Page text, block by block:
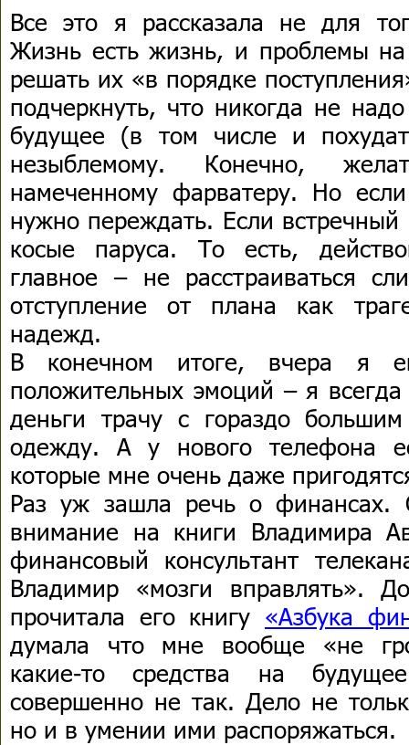
Все это я рассказала не для
Жизнь есть жизнь, и проблемы
решать их «в порядке
подчеркнуть, что никогда не
будущее (в том числе и
незыблемому. Конечно,
намеченному фарватеру. Но
нужно переждать. Если встречный
косые паруса. То есть,
главное – не расстраиваться
отступление от плана как
надежд.
В конечном итоге, вчера я
положительных эмоций – я
деньги трачу с гораздо
одежду. А у нового телефона
которые мне очень даже
Раз уж зашла речь о финансах.
внимание на книги Владимира
финансовый консультант
Владимир «мозги вправлять».
прочитала его книгу «Азбука
думала что мне вообще «не
какие-то средства на
совершенно не так. Дело не
но и в умении ими распоряжаться.